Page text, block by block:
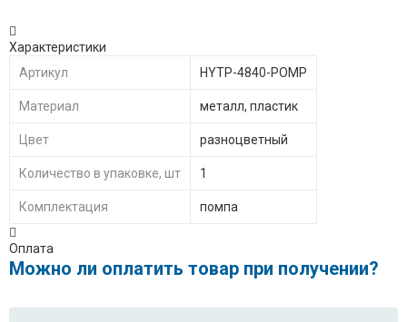
Характеристики
Артикул
HYTP-4840-POMP
Материал металл, пластик
Цвет разноцветный
Количество в упаковке, шт 1
Комплектация помпа
Оплата
Можно ли оплатить товар при получении?